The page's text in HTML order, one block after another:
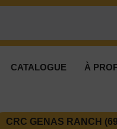
CATALOGUE À
CRC GENAS RANCH